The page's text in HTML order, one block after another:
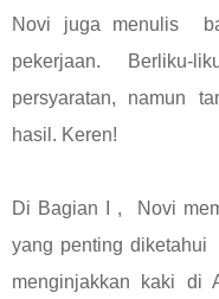
Novi juga menulis
pekerjaan. Berliku-
persyaratan, namun
hasil. Keren!
Di Bagian I , Novi
yang penting diketahui
menginjakkan kaki di